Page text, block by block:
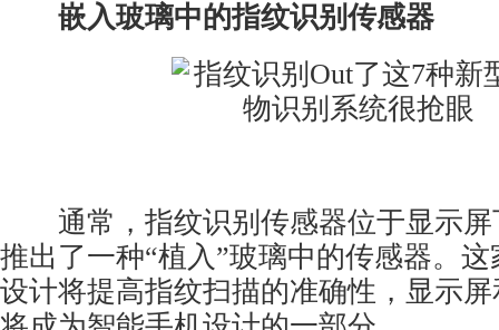
嵌入玻璃中的指纹识别传感器
通常，指纹识别传感器位于显示屏
推出了一种“植入”玻璃中的传感器。
设计将提高指纹扫描的准确性，显示